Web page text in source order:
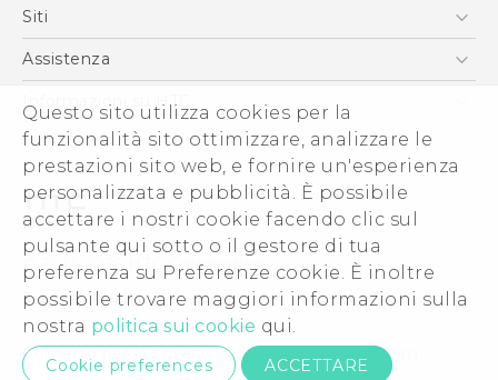
Questo sito utilizza cookies per la
funzionalità sito ottimizzare, analizzare le
prestazioni sito web, e fornire un'esperienza
personalizzata e pubblicità. È possibile
accettare i nostri cookie facendo clic sul
pulsante qui sotto o il gestore di tua
preferenza su Preferenze cookie. È inoltre
possibile trovare maggiori informazioni sulla
nostra politica sui cookie qui.
Cookie preferences ACCETTARE
normativa
English - Safety and regulatory guide
Smartphone
Vive
Accessori
Siti
HTC VIVE
Assistenza
Ecommerce Assistenza
Informazioni su HTC
ESG
Uffici Commerciali
Investitori (Inglese)
Cookie Preferences
Lavora con noi
Security and Privacy Whitepaper
© 2011-2026 HTC Corporation
Termini legali
Contatto per la privacy:Global-Privacy@htc.com